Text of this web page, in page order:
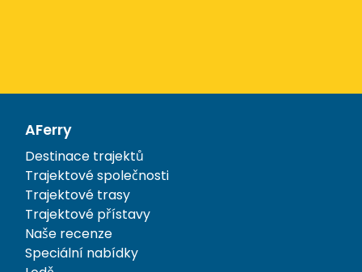
AFerry
Destinace trajektů
Trajektové společnosti
Trajektové trasy
Trajektové přístavy
Naše recenze
Speciální nabídky